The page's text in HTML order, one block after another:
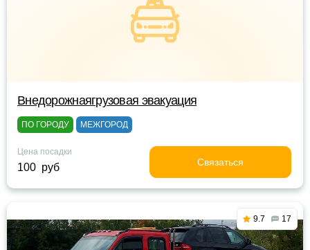
Внедорожнаягрузовая эвакуация
ПО ГОРОДУ МЕЖГОРОД
Цена посадки
100 руб Связаться
9.7 17